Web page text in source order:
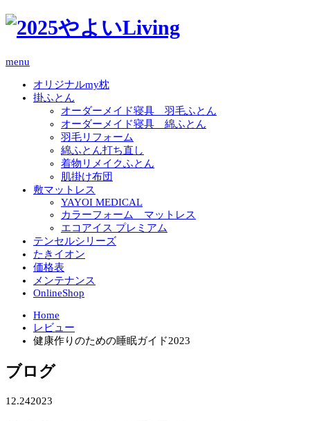
menu
オリジナルmy枕
掛ふとん
オーダーメイド寝具 羽毛ふとん
オーダーメイド寝具 綿ふとん
羽毛リフォーム
綿ふとん打ち直し
着物リメイクふとん
肌掛け布団
敷マットレス
YAYOI MEDICAL
カラーフォーム マットレス
エコアイス プレミアム
テンセルシリーズ
たきイオン
価格表
メンテナンス
OnlineShop
Home
レビュー
健康作りのための睡眠ガイド2023
ブログ
12.242023